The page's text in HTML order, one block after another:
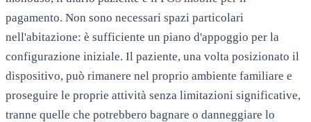
pagamento. Non sono necessari spazi particolari
nell'abitazione: è sufficiente un piano d'appoggio per la
configurazione iniziale. Il paziente, una volta posizionato il
dispositivo, può rimanere nel proprio ambiente familiare e
proseguire le proprie attività senza limitazioni significative,
tranne quelle che potrebbero bagnare o danneggiare lo